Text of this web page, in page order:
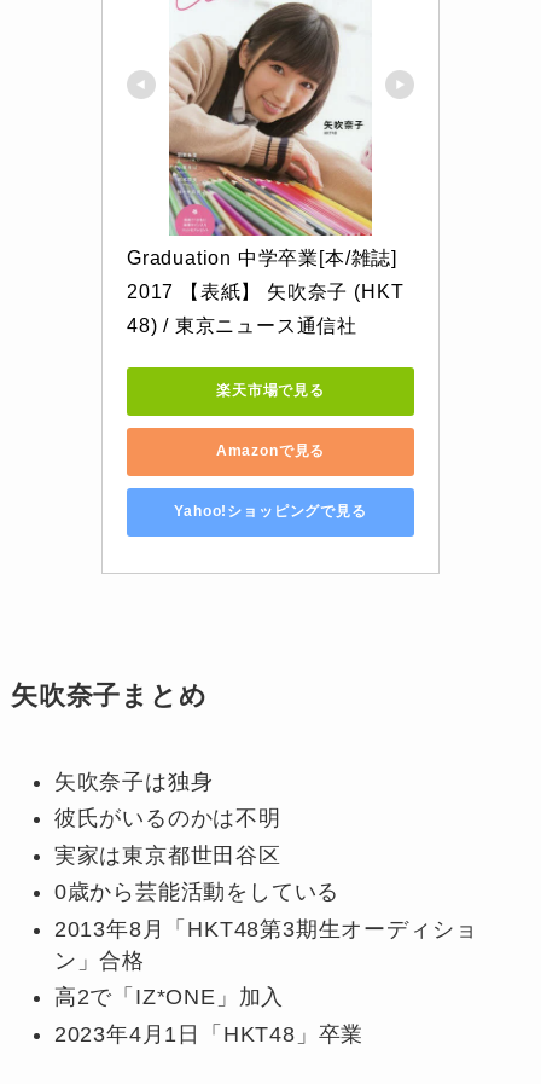
Graduation 中学卒業[本/雑誌]
2017 【表紙】 矢吹奈子 (HKT
48) / 東京ニュース通信社
楽天市場で見る
Amazonで見る
Yahoo!ショッピングで見る
矢吹奈子まとめ
矢吹奈子は独身
彼氏がいるのかは不明
実家は東京都世田谷区
0歳から芸能活動をしている
2013年8月「HKT48第3期生オーディショ
ン」合格
高2で「IZ*ONE」加入
2023年4月1日「HKT48」卒業